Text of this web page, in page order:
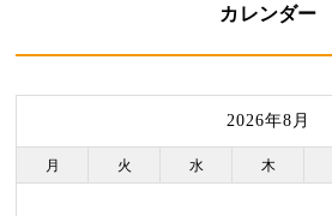
カレンダー
2026年8月
月 火 水 木